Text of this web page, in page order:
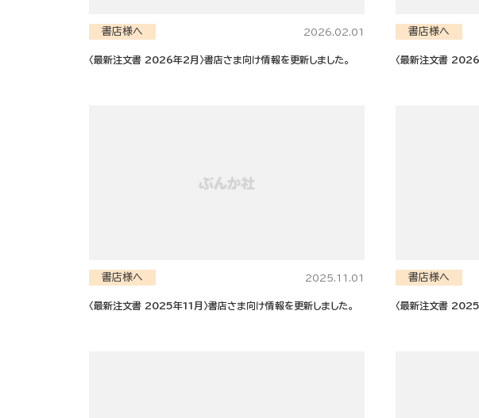
書店様へ 2026.02.01
〈最新注文書 2026年2月〉書店さま向け情報を更新しました。
書店様へ
〈最新注文書 2026
書店様へ 2025.11.01
〈最新注文書 2025年11月〉書店さま向け情報を更新しました。
書店様へ
〈最新注文書 2025